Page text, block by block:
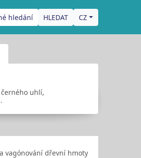
hledání CZ
uhlí,
vagónování dřevní hmoty